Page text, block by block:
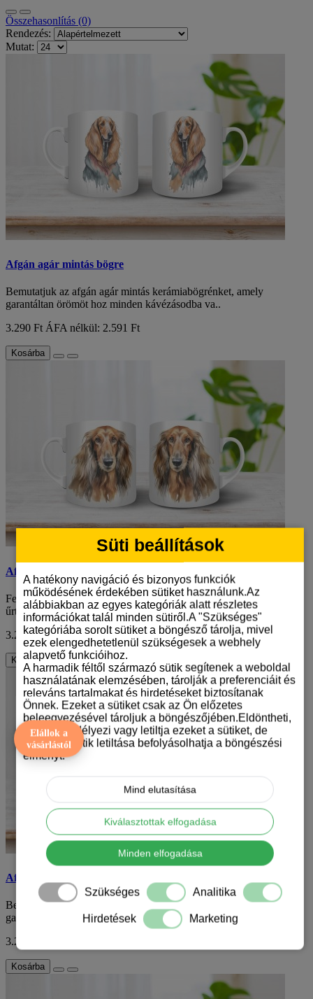
Összehasonlítás (0)
Rendezés:
Mutat:
Afgán agár mintás bögre
Bemutatjuk az afgán agár mintás kerámiabögrénket, amely
garantáltan örömöt hoz minden kávézásodba va..
3.290 Ft ÁFA nélkül: 2.591 Ft
Kosárba
Afgán agár mintás bögre
Fedezd fel ezt az egyedülálló, csak nálunk kapható 330 ml
űrtartalmú bögrét, amely tökéletes választ..
3.290 FtÁFA nélkül: 2.591 Ft
Kosárba
Afgán agár mintás bögre
Bemutatjuk az afgán agár mintás kerámiabögrénket, amely
garantáltan örömöt hoz minden kávézásodba va..
3.290 Ft
Kosárba
Elállok a
vásárlástól
Süti beállítások
A hatékony navigáció és bizonyos funkciók
működésének érdekében sütiket használunk.Az
alábbiakban az egyes kategóriák alatt részletes
információkat talál minden sütiről.A "Szükséges"
kategóriába sorolt sütiket a böngésző tárolja, mivel
ezek elengedhetetlenül szükségesek a webhely
alapvető funkcióihoz.
A harmadik féltől származó sütik segítenek a weboldal
használatának elemzésében, tárolják a preferenciáit és
releváns tartalmakat és hirdetéseket biztosítanak
Önnek. Ezeket a sütiket csak az Ön előzetes
beleegyezésével tároljuk a böngészőjében.Eldöntheti,
hogy engedélyezi vagy letiltja ezeket a sütiket, de
bizonyos sütik letiltása befolyásolhatja a böngészési
élményt.
Mind elutasítása
Kiválasztottak elfogadása
Minden elfogadása
Szükséges Analitika
Hirdetések Marketing